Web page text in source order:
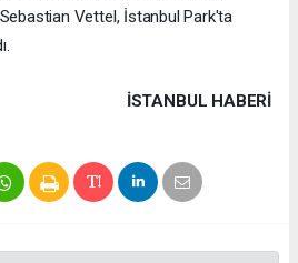
Vettel, İstanbul Park'ta
İSTANBUL HABERİ